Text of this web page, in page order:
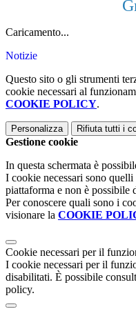
Caricamento...
Notizie
Questo sito o gli strumenti
cookie necessari al
COOKIE POLICY.
Personalizza Rifiuta tutti i
Gestione cookie
In questa schermata è
I cookie necessari sono
piattaforma e non è possibile
Per conoscere quali sono i
visionare la COOKIE
Cookie necessari per il
I cookie necessari per il
disabilitati. È possibile
policy.